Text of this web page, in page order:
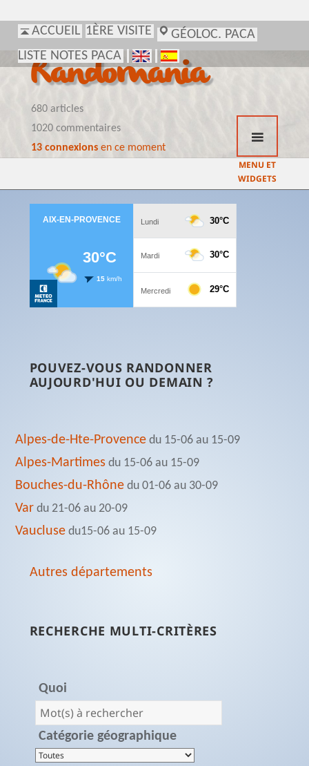
ACCUEIL 1ÈRE VISITE
GÉOLOC. PACA
LISTE NOTES PACA
Randomania
680 articles
1020 commentaires
13 connexionsen ce moment
MENU ET
WIDGETS
POUVEZ-VOUS RANDONNER
AUJOURD'HUI OU DEMAIN ?
Alpes-de-Hte-Provence du 15-06 au 15-09
Alpes-Martimes du 15-06 au 15-09
Bouches-du-Rhône du 01-06 au 30-09
Var du 21-06 au 20-09
Vaucluse du15-06 au 15-09
Autres départements
RECHERCHE MULTI-CRITÈRES
Quoi
Catégorie géographique